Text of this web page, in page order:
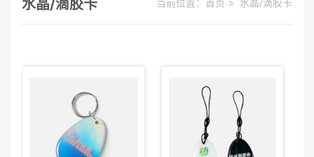
水晶/滴胶卡 当前位置： 首页 > 水晶/滴胶卡